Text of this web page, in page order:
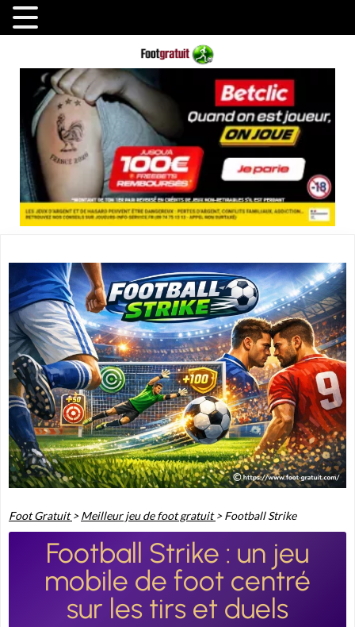
Foot Gratuit >Meilleur jeu de foot gratuit >Football Strike
Football Strike : un jeu
mobile de foot centré
sur les tirs et duels